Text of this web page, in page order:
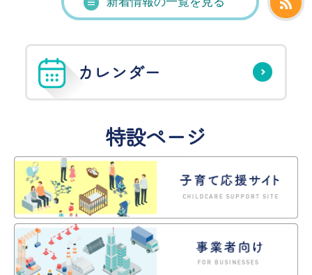
2026年8月6日 子育て
【こども政策課】会計年度任用職員募集
New!
2026年8月6日 事業者
2026年8月5日 事業者
電子入札案件（R8.9.1開札分2件）を公告しまし
た。
New!
2026年8月5日 事業者
カレンダー
特設ページ